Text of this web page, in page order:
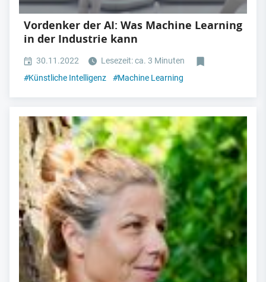
Vordenker der AI: Was Machine Learning
in der Industrie kann
30.11.2022
Lesezeit: ca. 3 Minuten
#Künstliche Intelligenz #Machine Learning